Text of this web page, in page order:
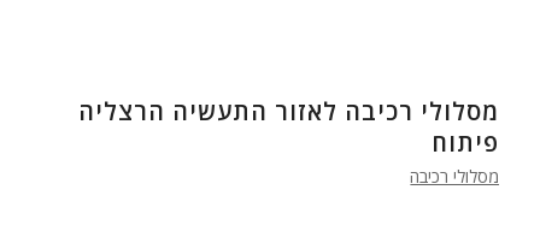
מסלולי רכיבה לאזור התעשיה הרצליה
פיתוח
מסלולי רכיבה